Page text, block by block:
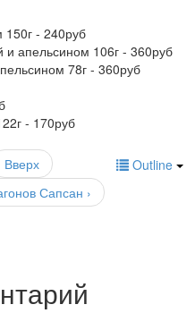
- 240руб
и апельсином 106г - 360руб
78г - 360руб
- 170руб
Outline
Вверх
Сапсан ›